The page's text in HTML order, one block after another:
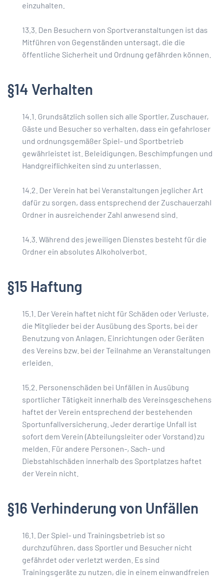
einzuhalten.
13.3. Den Besuchern von Sportveranstaltungen ist das
Mitführen von Gegenständen untersagt, die die
öffentliche Sicherheit und Ordnung gefährden können.
§14 Verhalten
14.1. Grundsätzlich sollen sich alle Sportler, Zuschauer,
Gäste und Besucher so verhalten, dass ein gefahrloser
und ordnungsgemäßer Spiel- und Sportbetrieb
gewährleistet ist. Beleidigungen, Beschimpfungen und
Handgreiflichkeiten sind zu unterlassen.
14.2. Der Verein hat bei Veranstaltungen jeglicher Art
dafür zu sorgen, dass entsprechend der Zuschauerzahl
Ordner in ausreichender Zahl anwesend sind.
14.3. Während des jeweiligen Dienstes besteht für die
Ordner ein absolutes Alkoholverbot.
§15 Haftung
15.1. Der Verein haftet nicht für Schäden oder Verluste,
die Mitglieder bei der Ausübung des Sports, bei der
Benutzung von Anlagen, Einrichtungen oder Geräten
des Vereins bzw. bei der Teilnahme an Veranstaltungen
erleiden.
15.2. Personenschäden bei Unfällen in Ausübung
sportlicher Tätigkeit innerhalb des Vereinsgeschehens
haftet der Verein entsprechend der bestehenden
Sportunfallversicherung. Jeder derartige Unfall ist
sofort dem Verein (Abteilungsleiter oder Vorstand) zu
melden. Für andere Personen-, Sach- und
Diebstahlschäden innerhalb des Sportplatzes haftet
der Verein nicht.
§16 Verhinderung von Unfällen
16.1. Der Spiel- und Trainingsbetrieb ist so
durchzuführen, dass Sportler und Besucher nicht
gefährdet oder verletzt werden. Es sind
Trainingsgeräte zu nutzen, die in einem einwandfreien